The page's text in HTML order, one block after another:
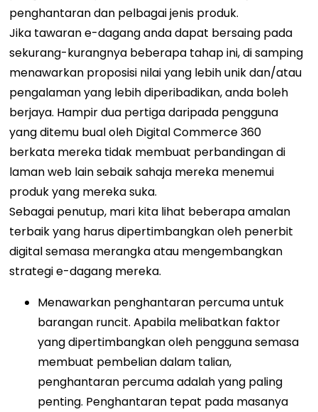
penghantaran dan pelbagai jenis produk.
Jika tawaran e-dagang anda dapat bersaing pada
sekurang-kurangnya beberapa tahap ini, di samping
menawarkan proposisi nilai yang lebih unik dan/atau
pengalaman yang lebih diperibadikan, anda boleh
berjaya. Hampir dua pertiga daripada pengguna
yang ditemu bual oleh Digital Commerce 360 ​​
berkata mereka tidak membuat perbandingan di
laman web lain sebaik sahaja mereka menemui
produk yang mereka suka.
Sebagai penutup, mari kita lihat beberapa amalan
terbaik yang harus dipertimbangkan oleh penerbit
digital semasa merangka atau mengembangkan
strategi e-dagang mereka.
Menawarkan penghantaran percuma untuk
barangan runcit. Apabila melibatkan faktor
yang dipertimbangkan oleh pengguna semasa
membuat pembelian dalam talian,
penghantaran percuma adalah yang paling
penting. Penghantaran tepat pada masanya